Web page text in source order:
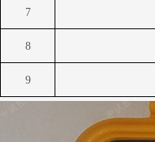
7
8
9